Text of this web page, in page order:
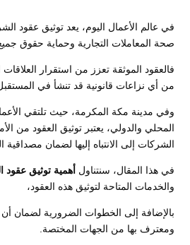
في عالم الأعمال اليوم، يعد توثيق عقود
صحة المعاملات التجارية وحماية حقوق
فالعقود الموثقة تعزز من استقرار
من أي نزاعات قانونية قد تنشأ في
وفي مدينة مكة المكرمة، حيث تلتقي
المحلي والدولي، يعتبر توثيق العقود من
الشركات إلى الانتباه إليها لضمان مصداقية
في هذا المقال، سنتناول أهمية توثيق عقود
والخدمات المتاحة لتوثيق هذه العقود،
بالإضافة إلى الخطوات الضرورية لضمان أن
ومعترف بها من الجهات المختصة.